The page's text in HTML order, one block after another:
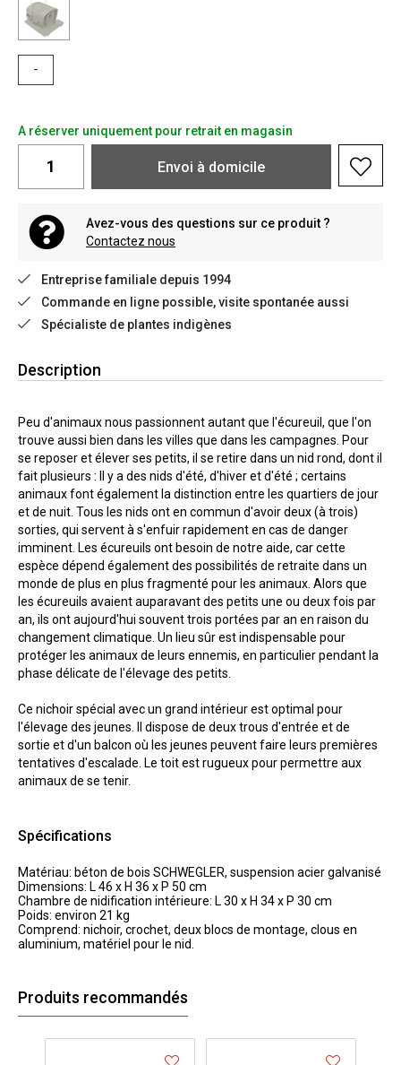
-
A réserver uniquement pour retrait en magasin
Envoi à domicile
Avez-vous des questions sur ce produit ?
Contactez nous
Entreprise familiale depuis 1994
Commande en ligne possible, visite spontanée aussi
Spécialiste de plantes indigènes
Description
Peu d'animaux nous passionnent autant que l'écureuil, que l'on
trouve aussi bien dans les villes que dans les campagnes. Pour
se reposer et élever ses petits, il se retire dans un nid rond, dont il
fait plusieurs : Il y a des nids d'été, d'hiver et d'été ; certains
animaux font également la distinction entre les quartiers de jour
et de nuit. Tous les nids ont en commun d'avoir deux (à trois)
sorties, qui servent à s'enfuir rapidement en cas de danger
imminent. Les écureuils ont besoin de notre aide, car cette
espèce dépend également des possibilités de retraite dans un
monde de plus en plus fragmenté pour les animaux. Alors que
les écureuils avaient auparavant des petits une ou deux fois par
an, ils ont aujourd'hui souvent trois portées par an en raison du
changement climatique. Un lieu sûr est indispensable pour
protéger les animaux de leurs ennemis, en particulier pendant la
phase délicate de l'élevage des petits.
Ce nichoir spécial avec un grand intérieur est optimal pour
l'élevage des jeunes. Il dispose de deux trous d'entrée et de
sortie et d'un balcon où les jeunes peuvent faire leurs premières
tentatives d'escalade. Le toit est rugueux pour permettre aux
animaux de se tenir.
Spécifications
Matériau: béton de bois SCHWEGLER, suspension acier galvanisé
Dimensions: L 46 x H 36 x P 50 cm
Chambre de nidification intérieure: L 30 x H 34 x P 30 cm
Poids: environ 21 kg
Comprend: nichoir, crochet, deux blocs de montage, clous en
aluminium, matériel pour le nid.
Produits recommandés